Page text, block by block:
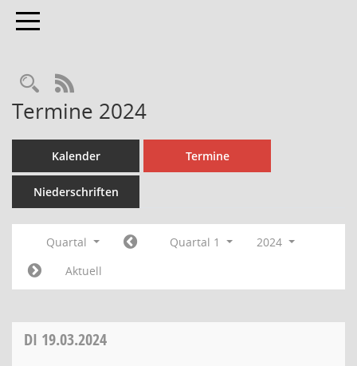
Toggle navigation
Rechercheauswahl
RSS-Feed
Termine 2024
Kalender Termine
Niederschriften
Quartal Quartal 1
2024
Aktuell
DI 19.03.2024